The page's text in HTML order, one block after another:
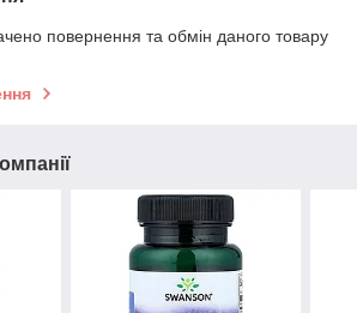
повернення та обмін даного товару